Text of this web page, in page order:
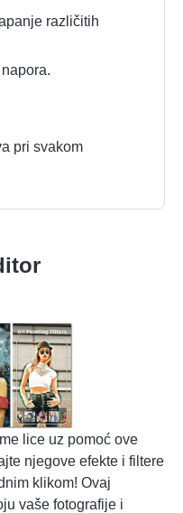
različitih
pri svakom
lice uz pomoć ove
njegove efekte i filtere
klikom! Ovaj
vaše fotografije i